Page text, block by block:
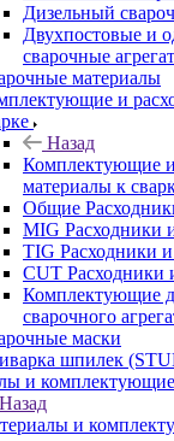
Дизельный
Двухпостовые и
сварочные
материалы
и
Назад
Комплектующие
материалы к
Общие
MIG Расходники
TIG Расходники
CUT Расходники
Комплектующие
сварочного
маски
шпилек
и комплектующие
Назад
и